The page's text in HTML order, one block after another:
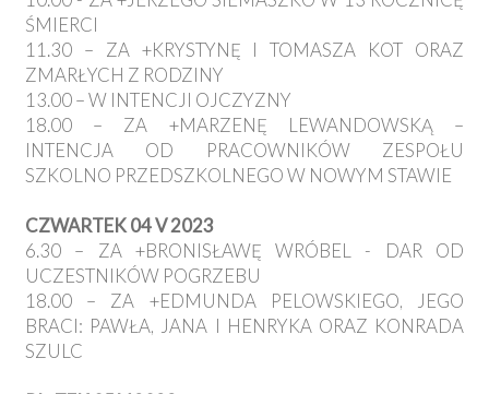
ŚMIERCI
11.30 – ZA +KRYSTYNĘ I TOMASZA KOT ORAZ
ZMARŁYCH Z RODZINY
13.00 – W INTENCJI OJCZYZNY
18.00 – ZA +MARZENĘ LEWANDOWSKĄ –
INTENCJA OD PRACOWNIKÓW ZESPOŁU
SZKOLNO PRZEDSZKOLNEGO W NOWYM STAWIE
CZWARTEK 04 V 2023
6.30 – ZA +BRONISŁAWĘ WRÓBEL - DAR OD
UCZESTNIKÓW POGRZEBU
18.00 – ZA +EDMUNDA PELOWSKIEGO, JEGO
BRACI: PAWŁA, JANA I HENRYKA ORAZ KONRADA
SZULC